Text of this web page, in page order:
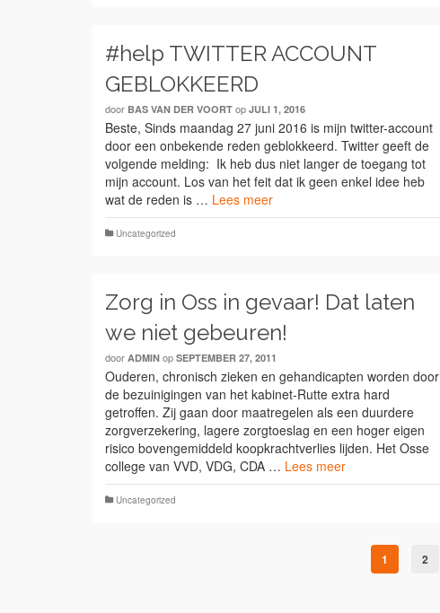
#help TWITTER ACCOUNT
GEBLOKKEERD
door BAS VAN DER VOORT op JULI 1, 2016
Beste, Sinds maandag 27 juni 2016 is mijn twitter-account
door een onbekende reden geblokkeerd. Twitter geeft de
volgende melding: Ik heb dus niet langer de toegang tot
mijn account. Los van het feit dat ik geen enkel idee heb
wat de reden is … Lees meer
Uncategorized
Zorg in Oss in gevaar! Dat laten
we niet gebeuren!
door ADMIN op SEPTEMBER 27, 2011
Ouderen, chronisch zieken en gehandicapten worden door
de bezuinigingen van het kabinet-Rutte extra hard
getroffen. Zij gaan door maatregelen als een duurdere
zorgverzekering, lagere zorgtoeslag en een hoger eigen
risico bovengemiddeld koopkrachtverlies lijden. Het Osse
college van VVD, VDG, CDA … Lees meer
Uncategorized
1 2